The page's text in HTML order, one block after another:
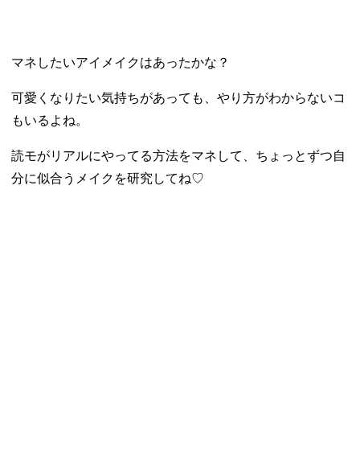
マネしたいアイメイクはあったかな？
可愛くなりたい気持ちがあっても、やり方がわからないコ
もいるよね。
読モがリアルにやってる方法をマネして、ちょっとずつ自
分に似合うメイクを研究してね♡